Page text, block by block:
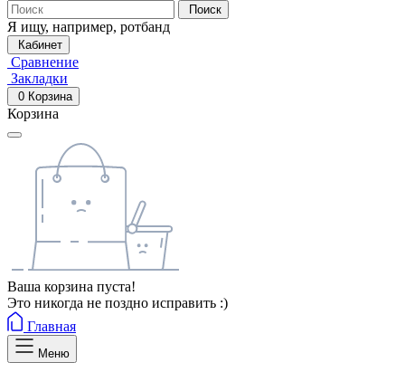
Поиск
Я ищу, например, ротбанд
Кабинет
Сравнение
Закладки
0 Корзина
Корзина
Ваша корзина пуста!
Это никогда не поздно исправить :)
Главная
Меню